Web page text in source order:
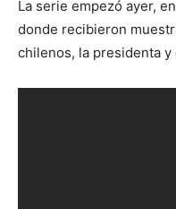
La serie empezó ayer,
donde recibieron
chilenos, la presidenta